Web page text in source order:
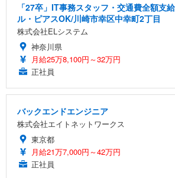
「27卒」IT事務スタッフ・交通費全額支
ル・ピアスOK/川崎市幸区中幸町2丁目
株式会社ELシステム
神奈川県
月給25万8,100円～32万円
正社員
バックエンドエンジニア
株式会社エイトネットワークス
東京都
月給21万7,000円～42万円
正社員